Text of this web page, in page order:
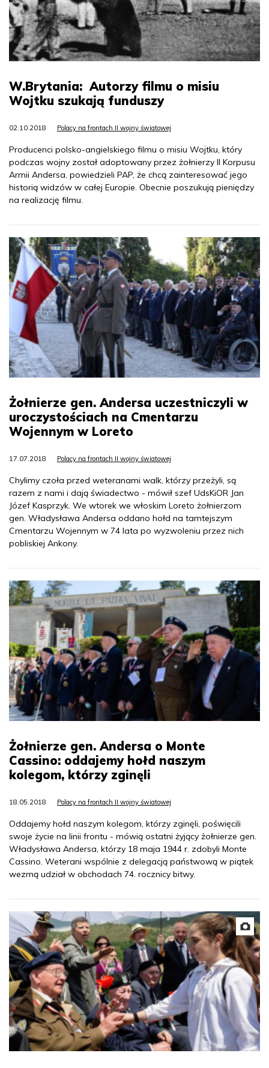
W.Brytania: Autorzy filmu o misiu
Wojtku szukają funduszy
02.10.2018 Polacy na frontach II wojny światowej
Producenci polsko-angielskiego filmu o misiu Wojtku, który
podczas wojny został adoptowany przez żołnierzy II Korpusu
Armii Andersa, powiedzieli PAP, że chcą zainteresować jego
historią widzów w całej Europie. Obecnie poszukują pieniędzy
na realizację filmu.
Żołnierze gen. Andersa uczestniczyli w
uroczystościach na Cmentarzu
Wojennym w Loreto
17.07.2018 Polacy na frontach II wojny światowej
Chylimy czoła przed weteranami walk, którzy przeżyli, są
razem z nami i dają świadectwo - mówił szef UdsKiOR Jan
Józef Kasprzyk. We wtorek we włoskim Loreto żołnierzom
gen. Władysława Andersa oddano hołd na tamtejszym
Cmentarzu Wojennym w 74 lata po wyzwoleniu przez nich
pobliskiej Ankony.
Żołnierze gen. Andersa o Monte
Cassino: oddajemy hołd naszym
kolegom, którzy zginęli
18.05.2018 Polacy na frontach II wojny światowej
Oddajemy hołd naszym kolegom, którzy zginęli, poświęcili
swoje życie na linii frontu - mówią ostatni żyjący żołnierze gen.
Władysława Andersa, którzy 18 maja 1944 r. zdobyli Monte
Cassino. Weterani wspólnie z delegacją państwową w piątek
wezmą udział w obchodach 74. rocznicy bitwy.